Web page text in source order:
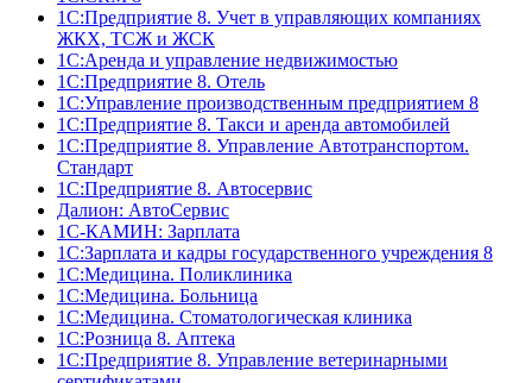
1С:Предприятие 8. Учет в управляющих компаниях
ЖКХ, ТСЖ и ЖСК
1С:Аренда и управление недвижимостью
1С:Предприятие 8. Отель
1C:Управление производственным предприятием 8
1C:Предприятие 8. Такси и аренда автомобилей
1С:Предприятие 8. Управление Автотранспортом.
Стандарт
1C:Предприятие 8. Автосервис
Далион: АвтоСервис
1С-КАМИН: Зарплата
1С:Зарплата и кадры государственного учреждения 8
1С:Медицина. Поликлиника
1С:Медицина. Больница
1С:Медицина. Стоматологическая клиника
1С:Розница 8. Аптека
1C:Предприятие 8. Управление ветеринарными